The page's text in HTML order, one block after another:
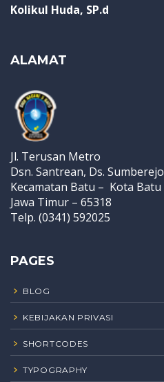
Kolikul Huda, SP.d
ALAMAT
Jl. Terusan Metro
Dsn. Santrean, Ds. Sumberejo
Kecamatan Batu – Kota Batu
Jawa Timur – 65318
Telp. (0341) 592025
PAGES
BLOG
KEBIJAKAN PRIVASI
SHORTCODES
TYPOGRAPHY